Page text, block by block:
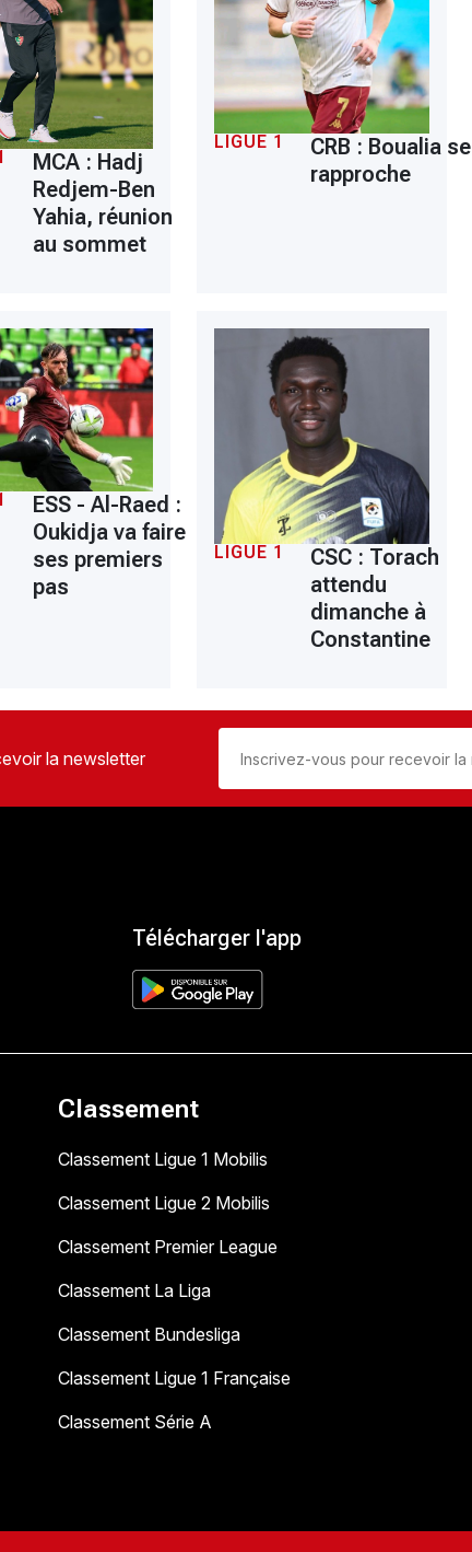
MCA : Hadj
Redjem-Ben
Yahia, réunion
au sommet
LIGUE 1
CRB : Boualia se
rapproche
ESS - Al-Raed :
Oukidja va faire
ses premiers
pas
LIGUE 1
CSC : Torach
attendu
dimanche à
Constantine
la newsletter
Télécharger l'app
Classement
Classement Ligue 1 Mobilis
Classement Ligue 2 Mobilis
Classement Premier League
Classement La Liga
Classement Bundesliga
Classement Ligue 1 Française
Classement Série A